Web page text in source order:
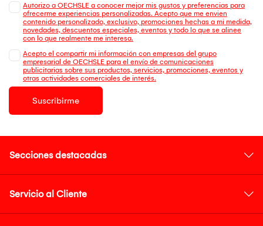
Autorizo a OECHSLE a conocer mejor mis gustos y preferencias para
ofrecerme experiencias personalizadas. Acepto que me envien
contenido personalizado, exclusivo, promociones hechas a mi medida,
novedades, descuentos especiales, eventos y todo lo que se alinee
con lo que realmente me interesa.
Acepto el compartir mi información con empresas del grupo
empresarial de OECHSLE para el envío de comunicaciones
publicitarias sobre sus productos, servicios, promociones, eventos y
otras actividades comerciales de interés.
Suscribirme
Secciones destacadas
Servicio al Cliente